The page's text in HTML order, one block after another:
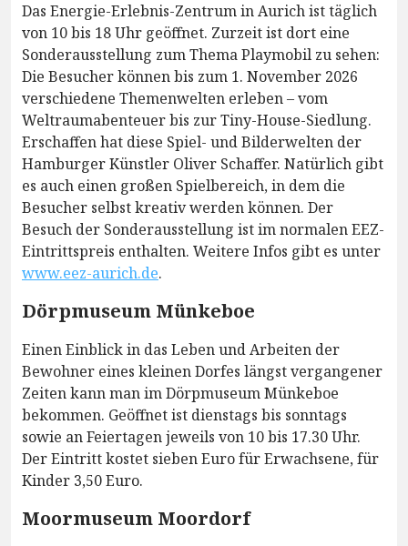
Das Energie-Erlebnis-Zentrum in Aurich ist täglich
von 10 bis 18 Uhr geöffnet. Zurzeit ist dort eine
Sonderausstellung zum Thema Playmobil zu sehen:
Die Besucher können bis zum 1. November 2026
verschiedene Themenwelten erleben – vom
Weltraumabenteuer bis zur Tiny-House-Siedlung.
Erschaffen hat diese Spiel- und Bilderwelten der
Hamburger Künstler Oliver Schaffer. Natürlich gibt
es auch einen großen Spielbereich, in dem die
Besucher selbst kreativ werden können. Der
Besuch der Sonderausstellung ist im normalen EEZ-
Eintrittspreis enthalten. Weitere Infos gibt es unter
www.eez-aurich.de.
Dörpmuseum Münkeboe
Einen Einblick in das Leben und Arbeiten der
Bewohner eines kleinen Dorfes längst vergangener
Zeiten kann man im Dörpmuseum Münkeboe
bekommen. Geöffnet ist dienstags bis sonntags
sowie an Feiertagen jeweils von 10 bis 17.30 Uhr.
Der Eintritt kostet sieben Euro für Erwachsene, für
Kinder 3,50 Euro.
Moormuseum Moordorf